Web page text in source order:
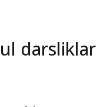
darsliklar